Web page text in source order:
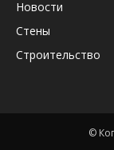
Новости
Стены
Строительство
©